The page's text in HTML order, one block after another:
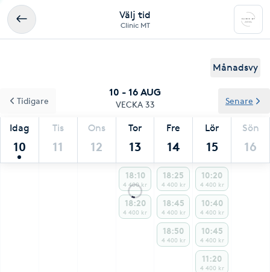
Välj tid
Clinic MT
Månadsvy
10 - 16 AUG
VECKA 33
Idag
10
Tis
11
Ons
12
Tor
13
Fre
14
Lör
15
Sön
16
Tidigare Senare
18:10
4 400 kr
18:20
4 400 kr
18:25
4 400 kr
18:45
4 400 kr
18:50
4 400 kr
10:20
4 400 kr
10:40
4 400 kr
10:45
4 400 kr
11:20
4 400 kr